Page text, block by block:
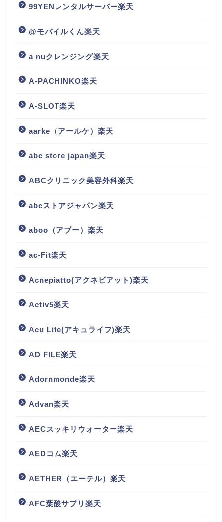
99YENレンタルサーバー楽天
@モバイルくん楽天
a nuクレンジング楽天
A-PACHINKO楽天
A-SLOT楽天
aarke（アールケ）楽天
abc store japan楽天
ABCクリニック美容外科楽天
abcストアジャパン楽天
aboo（アブー）楽天
ac-Fit楽天
Acnepiatto(アクネピアット)楽天
Activ5楽天
Acu Life(アキュライフ)楽天
AD FILE楽天
Adornmonde楽天
Advan楽天
AECスッキリウォーター楽天
AEDコム楽天
AETHER（エーテル）楽天
AFC葉酸サプリ楽天